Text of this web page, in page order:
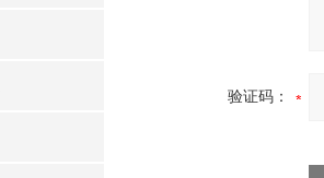
验证码：